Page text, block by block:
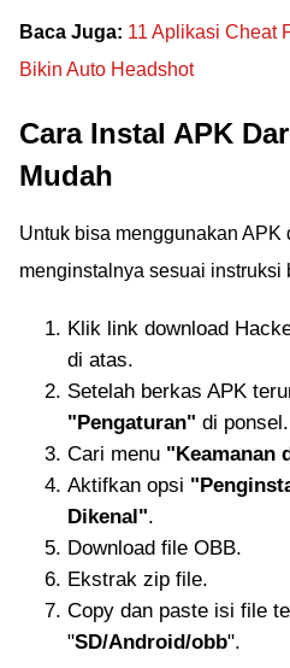
Baca Juga: 11 Aplikasi Cheat
Bikin Auto Headshot
Cara Instal APK
Mudah
Untuk bisa menggunakan APK
menginstalnya sesuai instruksi
Klik link download
di atas.
Setelah berkas APK
"Pengaturan" di ponsel.
Cari menu "Keamanan
Aktifkan opsi
Dikenal".
Download file OBB.
Ekstrak zip file.
Copy dan paste isi file
"SD/Android/obb".